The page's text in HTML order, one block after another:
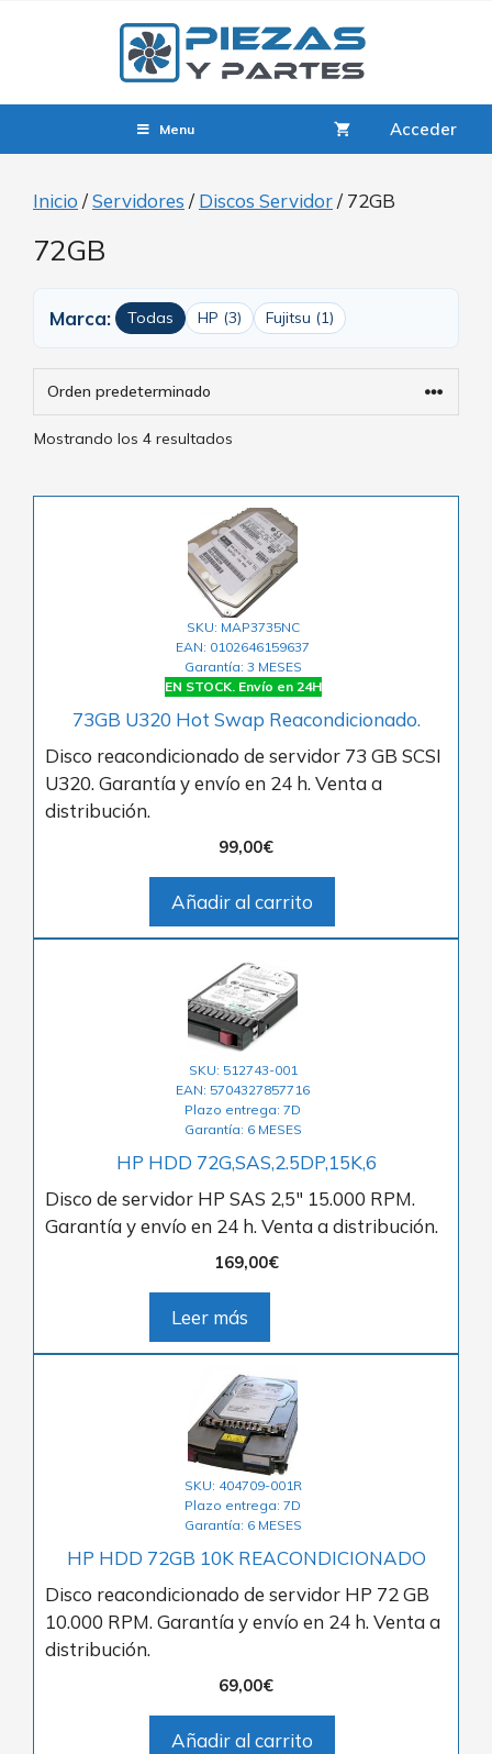
Menu Acceder
Inicio /Servidores / Discos Servidor/ 72GB
72GB
Marca: Todas HP (3) Fujitsu (1)
Mostrando los 4 resultados
SKU: MAP3735NC
EAN: 0102646159637
Garantía: 3 MESES
EN STOCK. Envío en 24H
73GB U320 Hot Swap Reacondicionado.
Disco reacondicionado de servidor 73 GB SCSI
U320. Garantía y envío en 24 h. Venta a
distribución.
99,00€
Añadir al carrito
SKU: 512743-001
EAN: 5704327857716
Plazo entrega: 7D
Garantía: 6 MESES
HP HDD 72G,SAS,2.5DP,15K,6
Disco de servidor HP SAS 2,5″ 15.000 RPM.
Garantía y envío en 24 h. Venta a distribución.
169,00€
Leer más
SKU: 404709-001R
Plazo entrega: 7D
Garantía: 6 MESES
HP HDD 72GB 10K REACONDICIONADO
Disco reacondicionado de servidor HP 72 GB
10.000 RPM. Garantía y envío en 24 h. Venta a
distribución.
69,00€
Añadir al carrito